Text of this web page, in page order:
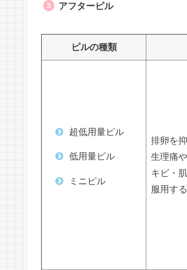
アフターピル
ピルの種類
超低用量ピル
低用量ピル
ミニピル
排卵を
生理痛
キビ・
服用す